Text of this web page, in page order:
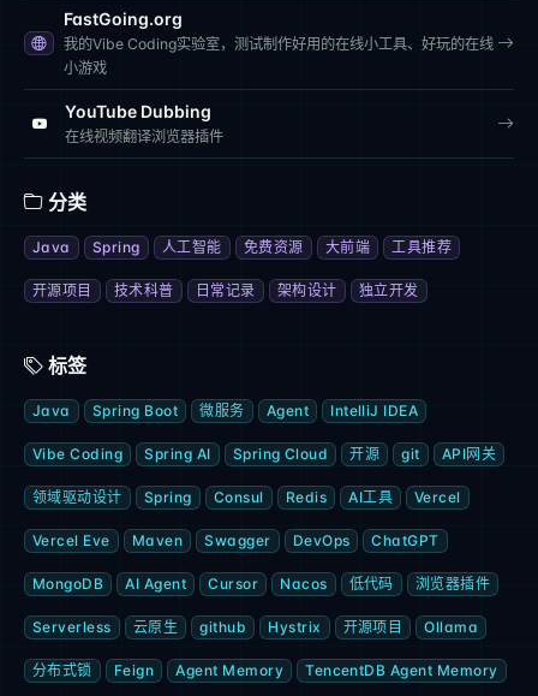
FastGoing.org
我的Vibe Coding实验室，测试制作好用的在线小工具、好玩的在线
小游戏
YouTube Dubbing
在线视频翻译浏览器插件
分类
Java Spring 人工智能 免费资源 大前端 工具推荐
开源项目 技术科普 日常记录 架构设计 独立开发
标签
Java Spring Boot 微服务 Agent IntelliJ IDEA
Vibe Coding Spring AI Spring Cloud 开源 git API网关
领域驱动设计 Spring Consul Redis AI工具 Vercel
Vercel Eve Maven Swagger DevOps ChatGPT
MongoDB AI Agent Cursor Nacos 低代码 浏览器插件
Serverless 云原生 github Hystrix 开源项目 Ollama
分布式锁 Feign Agent Memory TencentDB Agent Memory